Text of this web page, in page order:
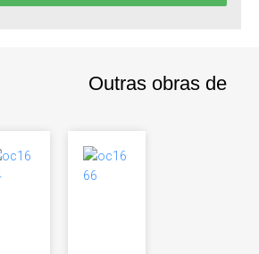
Outras obras de